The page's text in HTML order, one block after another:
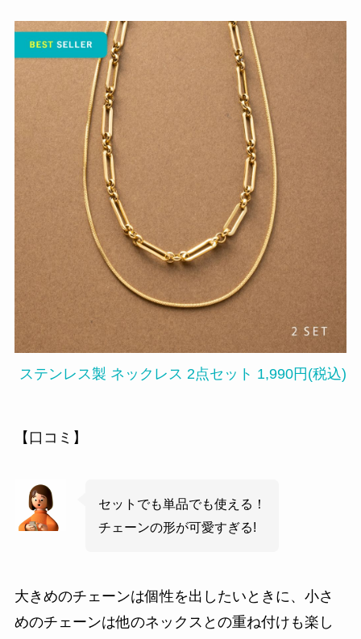
ステンレス製 ネックレス 2点セット 1,990円(税込)
【口コミ】
セットでも単品でも使える！
チェーンの形が可愛すぎる!
大きめのチェーンは個性を出したいときに、小さ
めのチェーンは他のネックスとの重ね付けも楽し